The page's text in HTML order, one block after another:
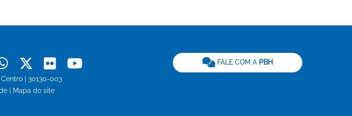
Whatsapp
X Flickr
Centro | 30130-003
Mapa do site
FALE COM A PBH